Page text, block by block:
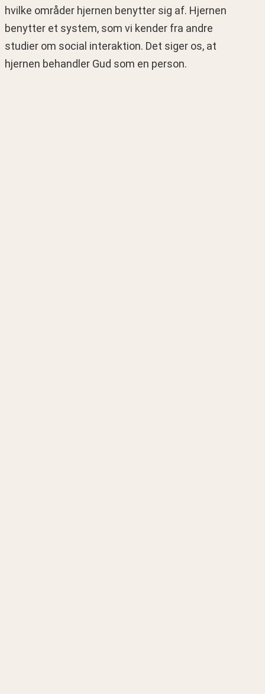
hvilke områder hjernen benytter sig af. Hjernen
benytter et system, som vi kender fra andre
studier om social interaktion. Det siger os, at
hjernen behandler Gud som en person.